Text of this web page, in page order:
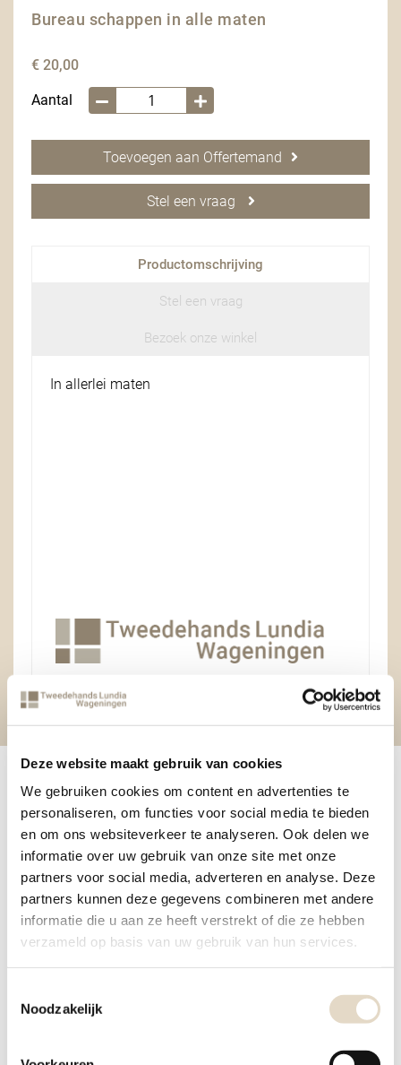
Deze website maakt gebruik van cookies
We gebruiken cookies om content en advertenties te
personaliseren, om functies voor social media te bieden
en om ons websiteverkeer te analyseren. Ook delen we
informatie over uw gebruik van onze site met onze
partners voor social media, adverteren en analyse. Deze
partners kunnen deze gegevens combineren met andere
informatie die u aan ze heeft verstrekt of die ze hebben
verzameld op basis van uw gebruik van hun services.
Noodzakelijk
Bureau schappen in alle maten
€ 20,00
Aantal
Toevoegen aan Offertemand
Stel een vraag
Productomschrijving
Stel een vraag
Bezoek onze winkel
In allerlei maten
SITEMAP
Home
Onze winkel
Inkoop
Openingstijden
Contact
Voorbeelden